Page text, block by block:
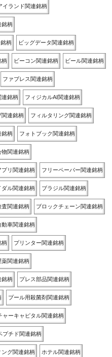
イランド関連銘柄
銘柄
柄 ビッグデータ関連銘柄
柄 ビーコン関連銘柄 ビール関連銘柄
ファブレス関連銘柄
連銘柄 フィジカルAI関連銘柄
関連銘柄 フィルタリング関連銘柄
銘柄 フォトブック関連銘柄
物関連銘柄
プリ関連銘柄 フリーペーパー関連銘柄
ダル関連銘柄 ブラジル関連銘柄
査関連銘柄 ブロックチェーン関連銘柄
動車関連銘柄
柄 プリンター関連銘柄
薬関連銘柄
銘柄 プレス部品関連銘柄
プール用殺菌剤関連銘柄
ャーキャピタル関連銘柄
プチド関連銘柄
ング関連銘柄 ホテル関連銘柄